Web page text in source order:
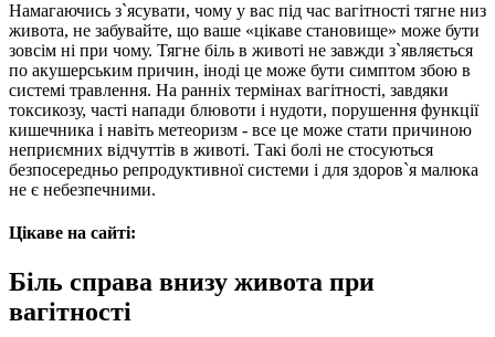
Намагаючись з`ясувати, чому у вас під час вагітності тягне низ
живота, не забувайте, що ваше «цікаве становище» може бути
зовсім ні при чому. Тягне біль в животі не завжди з`являється
по акушерським причин, іноді це може бути симптом збою в
системі травлення. На ранніх термінах вагітності, завдяки
токсикозу, часті напади блювоти і нудоти, порушення функції
кишечника і навіть метеоризм - все це може стати причиною
неприємних відчуттів в животі. Такі болі не стосуються
безпосередньо репродуктивної системи і для здоров`я малюка
не є небезпечними.
Цікаве на сайті:
Біль справа внизу живота при
вагітності